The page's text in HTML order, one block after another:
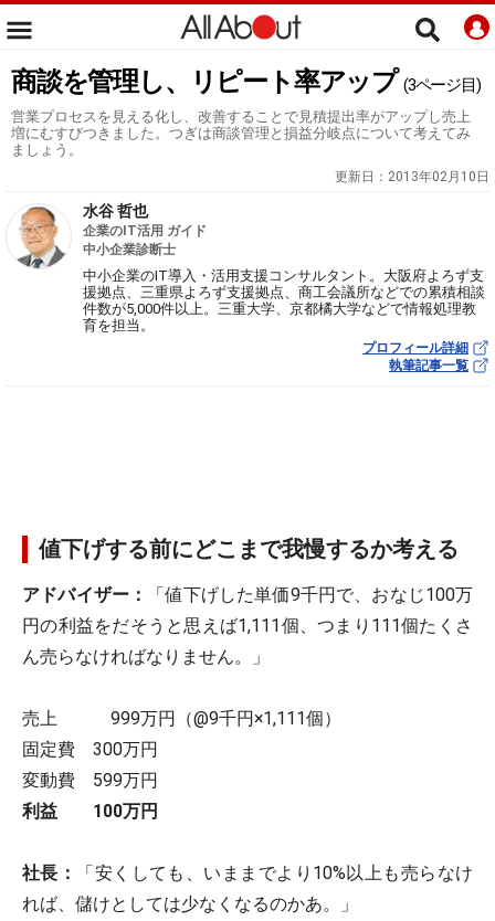
商談を管理し、リピート率アップ (3ページ目)
営業プロセスを見える化し、改善することで見積提出率がアップし売上
増にむすびつきました。つぎは商談管理と損益分岐点について考えてみ
ましょう。
更新日： 2013年02月10日
水谷 哲也
企業のIT活用 ガイド
中小企業診断士
中小企業のIT導入・活用支援コンサルタント。大阪府よろず支
援拠点、三重県よろず支援拠点、商工会議所などでの累積相談
件数が5,000件以上。三重大学、京都橘大学などで情報処理教
育を担当。
プロフィール詳細
執筆記事一覧
値下げする前にどこまで我慢するか考える
アドバイザー：
「値下げした単価9千円で、おなじ100万
円の利益をだそうと思えば1,111個、つまり111個たくさ
ん売らなければなりません。」
売上 999万円（@9千円×1,111個）
固定費 300万円
変動費 599万円
利益 100万円
社長：
「安くしても、いままでより10%以上も売らなけ
れば、儲けとしては少なくなるのかあ。」